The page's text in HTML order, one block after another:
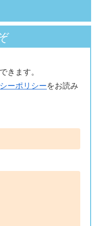
きます。
ーポリシーをお読み